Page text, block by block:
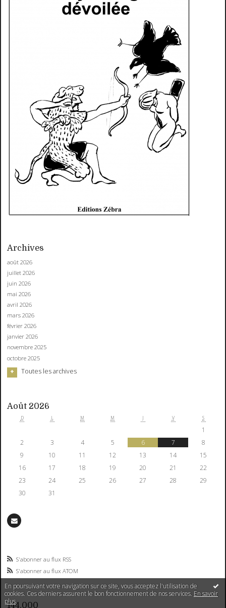
En poursuivant votre navigation sur ce site, vous acceptez l'utilisation de
cookies. Ces derniers assurent le bon fonctionnement de nos services. En savoir
plus.
Archives
août 2026
juillet 2026
juin 2026
mai 2026
avril 2026
mars 2026
février 2026
janvier 2026
novembre 2025
octobre 2025
Toutes les archives
Août 2026
D L M M J V S
1
2
3 4 5 6 7
8
9
10 11 12 13 14
15
16
17 18 19 20 21
22
23
24 25 26 27 28
29
30
31
S'abonner au flux RSS
S'abonner au flux ATOM
144.000